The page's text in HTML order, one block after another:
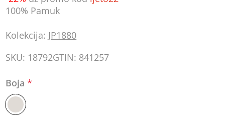
100% Pamuk
Kolekcija: JP1880
SKU: 18792GTIN: 841257
Boja*